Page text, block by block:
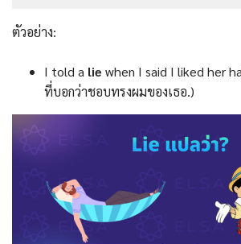
ตัวอย่าง:
I told a lie when I said I liked her
ที่บอกว่าชอบทรงผมของเธอ.)